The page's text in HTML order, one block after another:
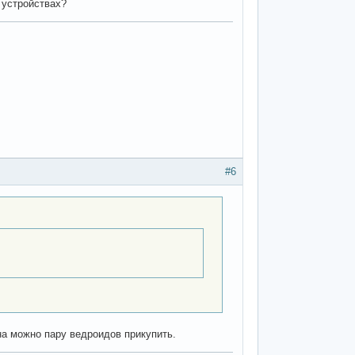
#6
можно пару ведроидов прикупить.